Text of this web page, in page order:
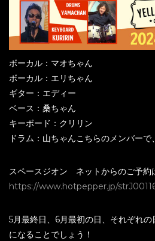
ボーカル：マオちゃん
ボーカル：エリちゃん
ギター：エディー
ベース：桑ちゃん
キーボード：クリリン
ドラム：山ちゃんこちらのメンバーで
スペースジオン ネットからのご予約
https://www.hotpepper.jp/
5月最終日、6月最初の日、それぞれ
になることでしょう！